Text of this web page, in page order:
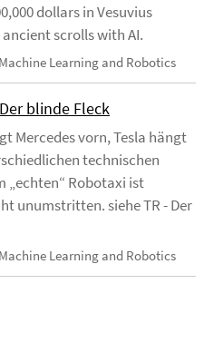
dollars in Vesuvius
scrolls with AI.
Learning and Robotics
blinde Fleck
Mercedes vorn, Tesla hängt
technischen
„echten“ Robotaxi ist
unumstritten. siehe TR - Der
Learning and Robotics